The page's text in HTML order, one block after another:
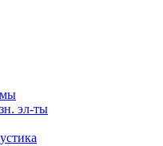
эл-ты